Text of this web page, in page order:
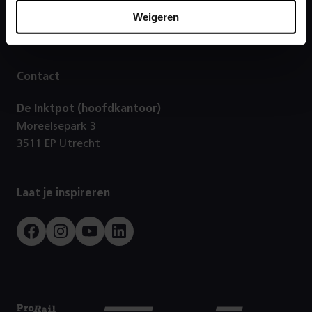
Weigeren
Contact
De Inktpot (hoofdkantoor)
Moreelsepark 3
3511 EP Utrecht
Laat je inspireren
FacebookInstagram
YoutubeLinkedIn
Prorail